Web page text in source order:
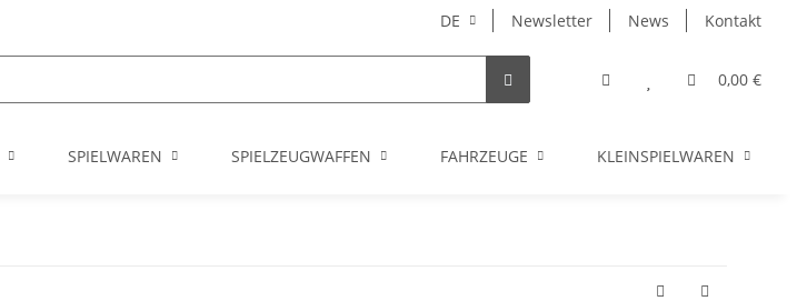
DE Newsletter News Kontakt
0,00 €
SPIELWAREN SPIELZEUGWAFFEN FAHRZEUGE KLEINSPIELWAREN